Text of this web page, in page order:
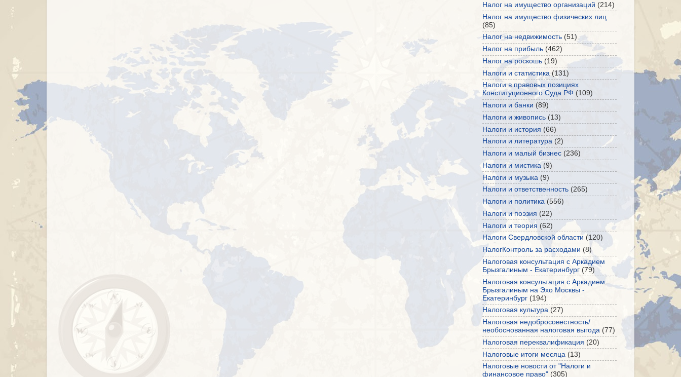
Налог на имущество организаций (214)
Налог на имущество физических лиц
(85)
Налог на недвижимость (51)
Налог на прибыль (462)
Налог на роскошь (19)
Налоги и статистика (131)
Налоги в правовых позициях
Конституционного Суда РФ (109)
Налоги и банки (89)
Налоги и живопись (13)
Налоги и история (66)
Налоги и литература (2)
Налоги и малый бизнес (236)
Налоги и мистика (9)
Налоги и музыка (9)
Налоги и ответственность (265)
Налоги и политика (556)
Налоги и поэзия (22)
Налоги и теория (62)
Налоги Свердловской области (120)
НалогКонтроль за расходами (8)
Налоговая консультация с Аркадием
Брызгалиным - Екатеринбург (79)
Налоговая консультация с Аркадием
Брызгалиным на Эхо Москвы -
Екатеринбург (194)
Налоговая культура (27)
Налоговая недобросовестность/
необоснованная налоговая выгода (77)
Налоговая переквалификация (20)
Налоговые итоги месяца (13)
Налоговые новости от "Налоги и
финансовое право" (305)